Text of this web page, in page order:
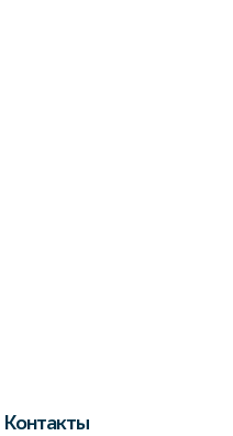
Контакты